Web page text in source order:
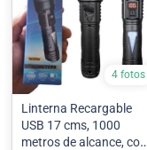
4 fotos
Linterna Recargable
USB 17 cms, 1000
metros de alcance, con